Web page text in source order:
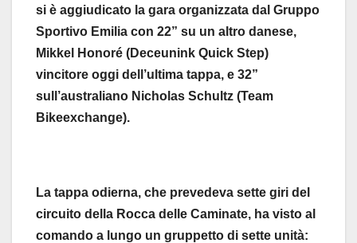
si è aggiudicato la gara organizzata dal Gruppo
Sportivo Emilia con 22” su un altro danese,
Mikkel Honoré (Deceunink Quick Step)
vincitore oggi dell’ultima tappa, e 32”
sull’australiano Nicholas Schultz (Team
Bikeexchange).
La tappa odierna, che prevedeva sette giri del
circuito della Rocca delle Caminate, ha visto al
comando a lungo un gruppetto di sette unità: